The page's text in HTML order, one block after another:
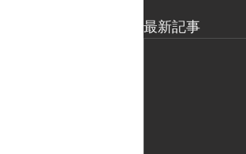
最新記事